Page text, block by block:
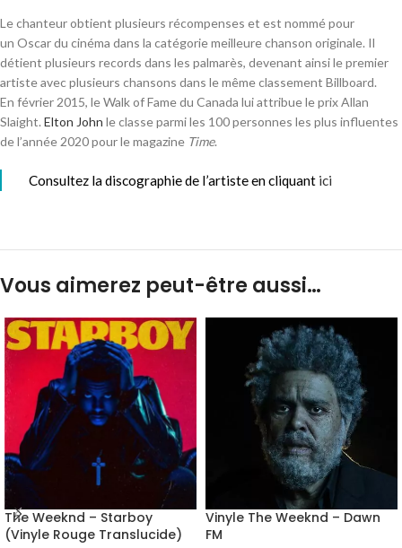
Le chanteur obtient plusieurs récompenses et est nommé pour
un Oscar du cinéma dans la catégorie meilleure chanson originale. Il
détient plusieurs records dans les palmarès, devenant ainsi le premier
artiste avec plusieurs chansons dans le même classement Billboard.
En février 2015, le Walk of Fame du Canada lui attribue le prix Allan
Slaight. Elton John le classe parmi les 100 personnes les plus influentes
de l’année 2020 pour le magazine Time.
Consultez la discographie de l’artiste en cliquant ici
Vous aimerez peut-être aussi…
The Weeknd – Starboy
(Vinyle Rouge Translucide)
Vinyle The Weeknd – Dawn
FM